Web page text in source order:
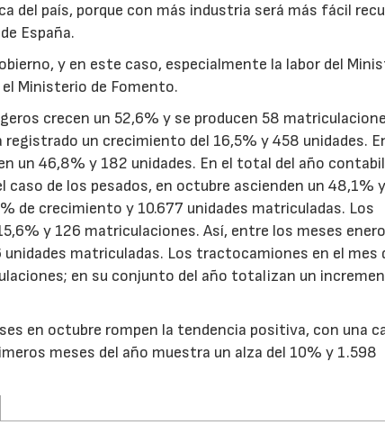
del país, porque con más industria será más fácil
España.
y en este caso, especialmente la labor del
Ministerio de Fomento.
crecen un 52,6% y se producen 58
un crecimiento del 16,5% y 458 unidades.
un 46,8% y 182 unidades. En el total del año
de los pesados, en octubre ascienden un 48,1%
de crecimiento y 10.677 unidades matriculadas. Los
y 126 matriculaciones. Así, entre los meses
matriculadas. Los tractocamiones en el mes
en su conjunto del año totalizan un
en octubre rompen la tendencia positiva, con una
meses del año muestra un alza del 10% y 1.598